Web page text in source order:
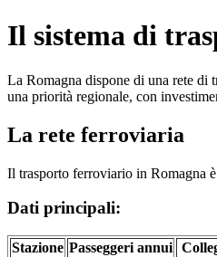
Il sistema di
La Romagna dispone di una rete di
una priorità regionale, con
La rete ferroviaria
Il trasporto ferroviario in Romagna
Dati principali:
Stazione Passeggeri annui